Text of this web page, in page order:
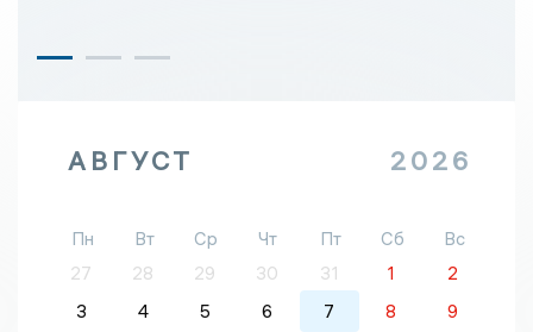
АВГУСТ 2026
Пн Вт Ср Чт Пт Сб
Вс
27
28 29 30 31 1
2
3
4 5 6 7 8
9